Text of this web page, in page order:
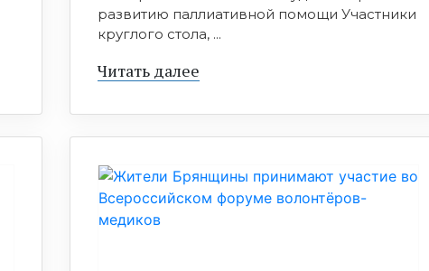
развитию паллиативной помощи Участники
круглого стола, ...
Читать далее